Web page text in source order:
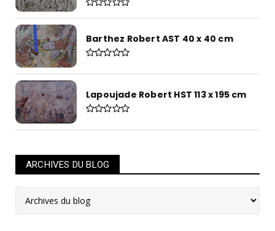
Barthez Robert AST 40 x 40 cm
Lapoujade Robert HST 113 x 195 cm
ARCHIVES DU BLOG